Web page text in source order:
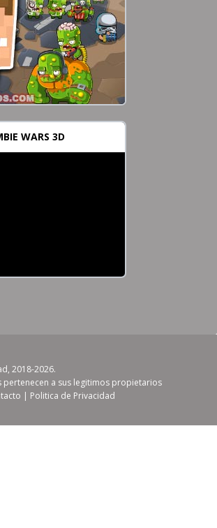
WARS 3D
, 2018-2026.
a sus legitimos propietarios
| Politica de Privacidad